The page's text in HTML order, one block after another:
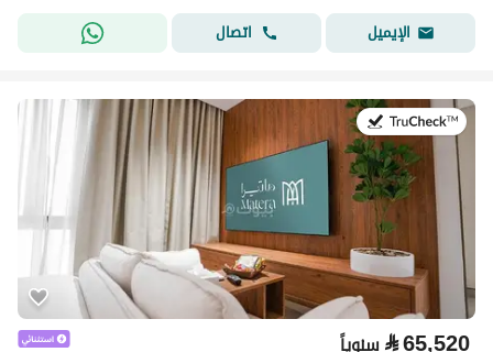
الإيميل
اتصال
في:20 يوليو 2026
⃁65,520 سنوياً